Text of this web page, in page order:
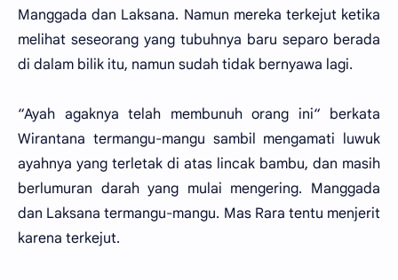
Manggada dan Laksana. Namun mereka terkejut ketika
melihat seseorang yang tubuhnya baru separo berada
di dalam bilik itu, namun sudah tidak bernyawa lagi.
“Ayah agaknya telah membunuh orang ini“ berkata
Wirantana termangu-mangu sambil mengamati luwuk
ayahnya yang terletak di atas lincak bambu, dan masih
berlumuran darah yang mulai mengering. Manggada
dan Laksana termangu-mangu. Mas Rara tentu menjerit
karena terkejut.